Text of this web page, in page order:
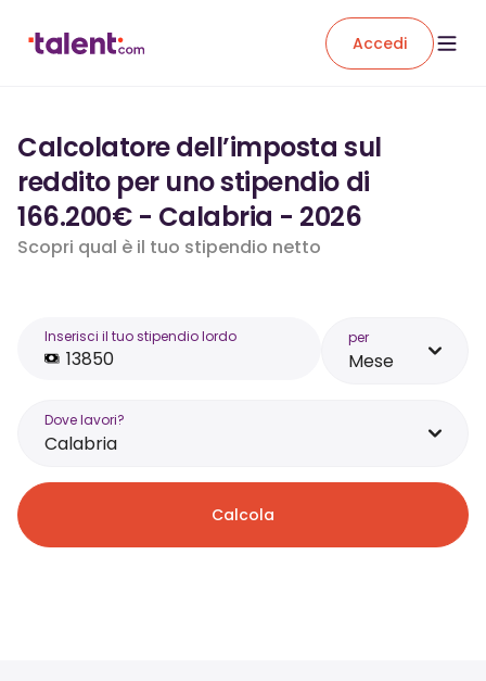
Accedi
Calcolatore dell’imposta sul
reddito per uno stipendio di
166.200€ - Calabria - 2026
Scopri qual è il tuo stipendio netto
Inserisci il tuo stipendio lordo per
Mese
Dove lavori?
Calabria
Calcola